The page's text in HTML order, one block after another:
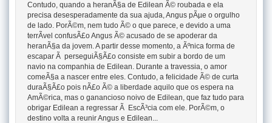
Contudo, quando a heranÃ§a de Edilean Ã© roubada e ela
precisa desesperadamente da sua ajuda, Angus pÃµe o orgulho
de lado. PorÃ©m, nem tudo Ã© o que parece, e devido a uma
terrÃ­vel confusÃ£o Angus Ã© acusado de se apoderar da
heranÃ§a da jovem. A partir desse momento, a Ãºnica forma de
escapar Ã perseguiÃ§Ã£o consiste em subir a bordo de um
navio na companhia de Edilean. Durante a travessia, o amor
comeÃ§a a nascer entre eles. Contudo, a felicidade Ã© de curta
duraÃ§Ã£o pois nÃ£o Ã© a liberdade aquilo que os espera na
AmÃ©rica, mas o ganancioso noivo de Edilean, que faz tudo para
obrigar Edilean a regressar Ã EscÃ³cia com ele. PorÃ©m, o
destino volta a reunir Angus e Edilean...